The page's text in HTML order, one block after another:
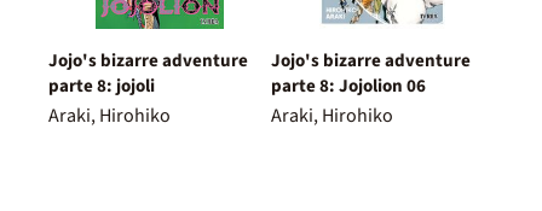
Jojo's bizarre adventure
parte 8: jojoli
Araki, Hirohiko
Jojo's bizarre adventure
parte 8: Jojolion 06
Araki, Hirohiko